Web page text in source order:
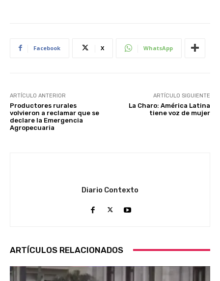
Facebook X WhatsApp
ARTÍCULO ANTERIOR
Productores rurales
volvieron a reclamar que se
declare la Emergencia
Agropecuaria
ARTÍCULO SIGUIENTE
La Charo: América Latina
tiene voz de mujer
Diario Contexto
ARTÍCULOS RELACIONADOS